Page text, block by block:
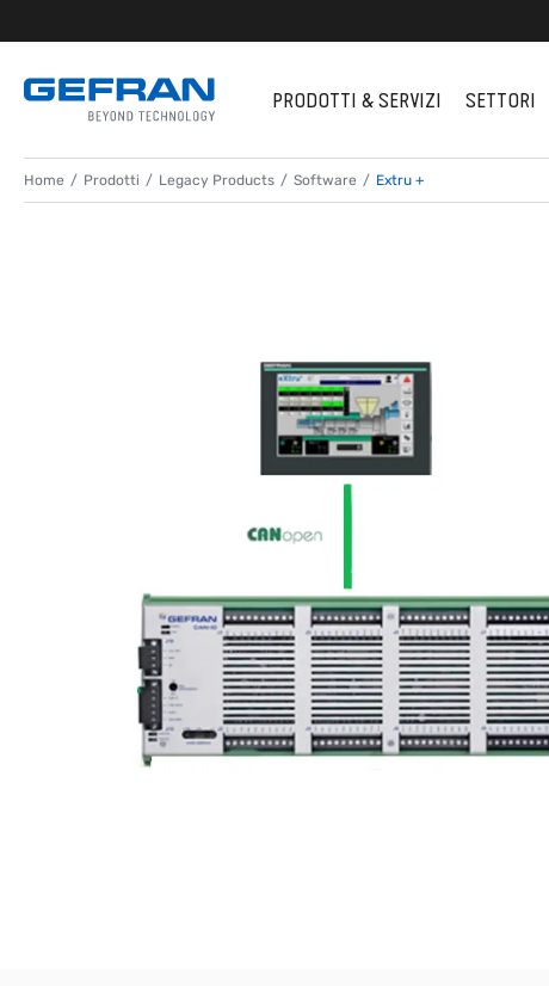
PRODOTTI & SERVIZI SETTORI
Home Prodotti Legacy Products Software Extru +